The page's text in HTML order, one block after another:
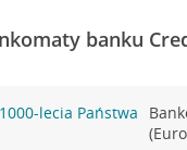
banku
lecia Państwa